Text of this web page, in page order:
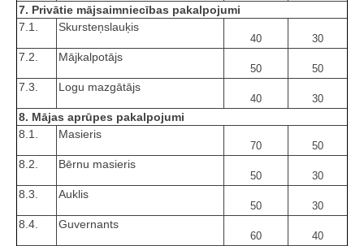
7. Privātie mājsaimniecības pakalpojumi
7.1.
Skursteņslauķis
40 30
7.2. Mājkalpotājs
50 50
7.3. Logu mazgātājs
40 30
8. Mājas aprūpes pakalpojumi
8.1.
Masieris
70 50
8.2. Bērnu masieris
50 30
8.3. Auklis
50 30
8.4. Guvernants
60 40